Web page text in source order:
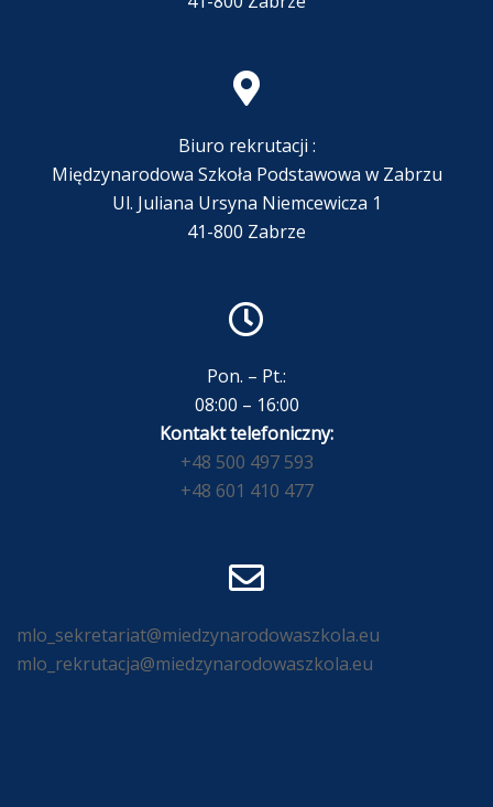
Biuro rekrutacji :
Międzynarodowa Szkoła Podstawowa w Zabrzu
Ul. Juliana Ursyna Niemcewicza 1
41-800 Zabrze
Pon. – Pt.:
08:00 – 16:00
Kontakt telefoniczny:
+48 500 497 593
+48 601 410 477
mlo_sekretariat@miedzynarodowaszkola.eu
mlo_rekrutacja@miedzynarodowaszkola.eu